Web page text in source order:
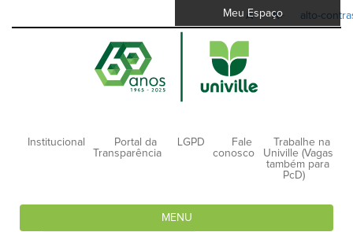
A- A+ alto-
Meu Espaço
Institucional
Portal da
Transparência
LGPD
Fale
conosco
Trabalhe na
Univille (Vagas
também para
PcD)
MENU